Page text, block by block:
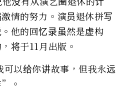
情的努力。演员退休拼写
他的回忆录虽然是虚构
将于11月出版。
以给你讲故事，但我永远
。